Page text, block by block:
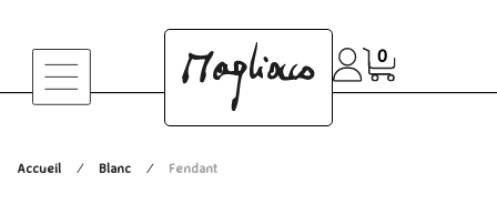
0
Accueil / Blanc / Fendant